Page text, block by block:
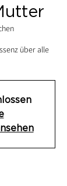
über alle